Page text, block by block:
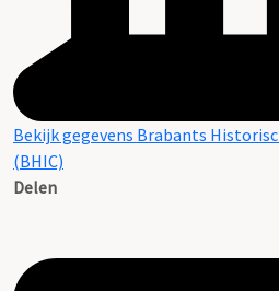
Bekijk gegevens Brabants
(BHIC)
Delen